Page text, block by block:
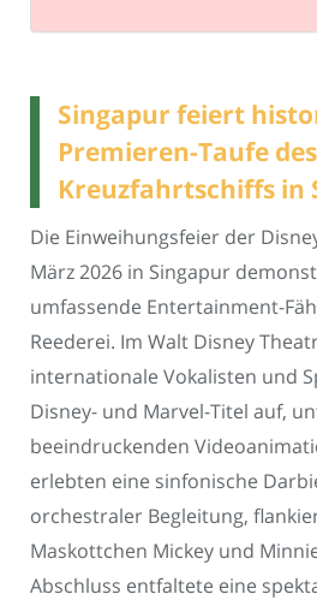
Singapur feiert
Premieren-Taufe
Kreuzfahrtschiffs in
Die Einweihungsfeier der
März 2026 in Singapur
umfassende Entertainment-
Reederei. Im Walt Disney
internationale Vokalisten und
Disney- und Marvel-Titel auf,
beeindruckenden
erlebten eine sinfonische
orchestraler Begleitung,
Maskottchen Mickey und
Abschluss entfaltete eine